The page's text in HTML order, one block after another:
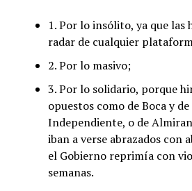
1. Por lo insólito, ya que las
radar de cualquier
2. Por lo masivo;
3. Por lo solidario, porque
opuestos como de Boca y
Independiente, o de
iban a verse abrazados con
el Gobierno reprimía con
semanas.